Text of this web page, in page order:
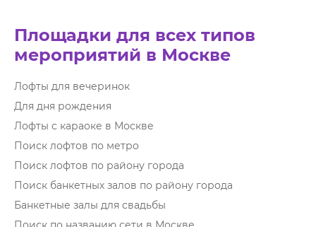
Площадки для всех типов
мероприятий в Москве
Лофты для вечеринок
Для дня рождения
Лофты с караоке в Москве
Поиск лофтов по метро
Поиск лофтов по району города
Поиск банкетных залов по району города
Банкетные залы для свадьбы